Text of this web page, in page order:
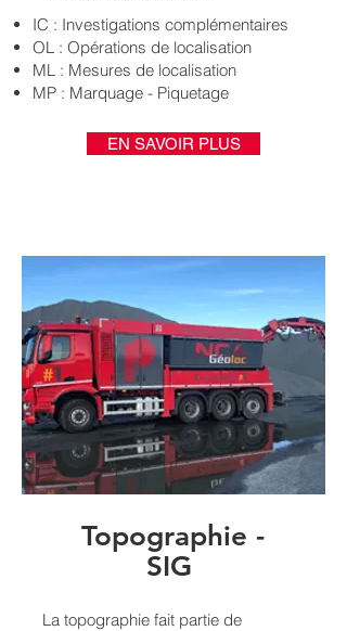
IC : Investigations complémentaires
OL : Opérations de localisation
ML : Mesures de localisation
MP : Marquage - Piquetage
EN SAVOIR PLUS
Topographie -
SIG
La topographie fait partie de